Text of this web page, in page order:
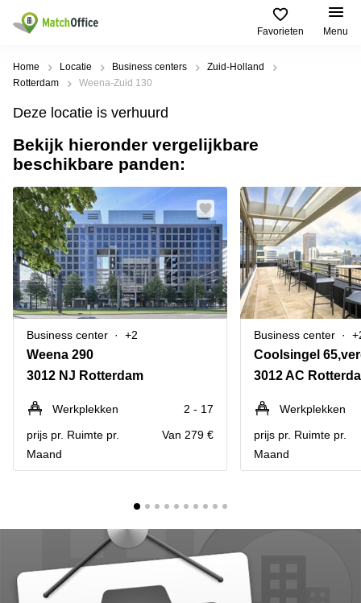
Favorieten Menu
Huren / Verhuren
Productpagina's
Kantoorruimten
Business
Flexplekken
Coworking
Spaces
Vergaderruimten
Virtueel
Kantoor
Bedrijfsruimte
Populaire
Steden
Alkmaar
Oost
Amsterdam
Westpoort
Bergen
op
Zoom
Amersfoort
Breda
Hengelo
Hilversum
Hoofddorp
Deventer
Zwolle
Amsterdam
Populaire
zoekopdrachten
Kantoorruimte
in Breda
Kantoor
huren
Bergen
op
Zoom
Kantoor
huren
Tiel
Kantoor
huren
Reeuwijk
Business
Arnhem
Hilversum
Business
Help
Over ons
Voeg je kantoorruimte toe
Huurprijs
Log in
Home Locatie Business centers
Zuid-Holland
Rotterdam
Weena-Zuid 130
Deze locatie is verhuurd
Bekijk hieronder vergelijkbare
beschikbare panden:
Business center +2
Weena 290
3012 NJ Rotterdam
Werkplekken
2 - 17
prijs pr. Ruimte pr.
Maand
Van 279 €
Business center
Coolsingel
3012 AC
Werkplekken
prijs pr. Ruimte pr.
Maand